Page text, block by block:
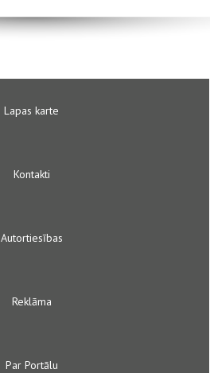
Lapas karte
Kontakti
Autortiesības
Reklāma
Par Portālu